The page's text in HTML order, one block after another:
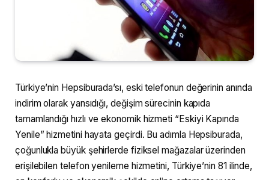
Türkiye’nin Hepsiburada’sı, eski telefonun değerinin anında
indirim olarak yansıdığı, değişim sürecinin kapıda
tamamlandığı hızlı ve ekonomik hizmeti “Eskiyi Kapında
Yenile” hizmetini hayata geçirdi. Bu adımla Hepsiburada,
çoğunlukla büyük şehirlerde fiziksel mağazalar üzerinden
erişilebilen telefon yenileme hizmetini, Türkiye’nin 81 ilinde,